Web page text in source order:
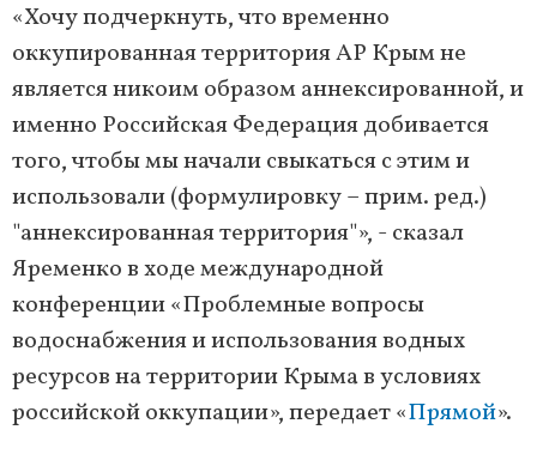
«Хочу подчеркнуть, что временно
оккупированная территория АР Крым не
является никоим образом аннексированной, и
именно Российская Федерация добивается
того, чтобы мы начали свыкаться с этим и
использовали (формулировку – прим. ред.)
"аннексированная территория"», - сказал
Яременко в ходе международной
конференции «Проблемные вопросы
водоснабжения и использования водных
ресурсов на территории Крыма в условиях
российской оккупации», передает «Прямой».